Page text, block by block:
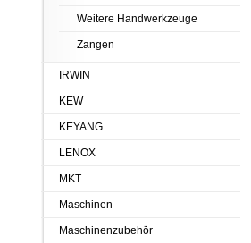
Weitere Handwerkzeuge
Zangen
IRWIN
KEW
KEYANG
LENOX
MKT
Maschinen
Maschinenzubehör